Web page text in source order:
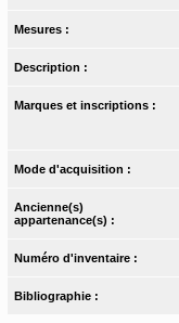
Mesures :
Description :
Marques et inscriptions :
Mode d'acquisition :
Ancienne(s)
appartenance(s) :
Numéro d'inventaire :
Bibliographie :